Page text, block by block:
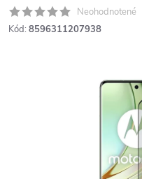
Neohodnotené
Kód: 8596311207938